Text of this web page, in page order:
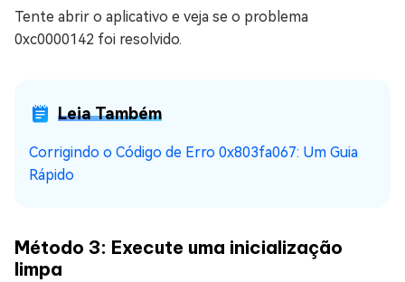
Tente abrir o aplicativo e veja se o problema
0xc0000142 foi resolvido.
Leia Também
Corrigindo o Código de Erro 0x803fa067: Um Guia
Rápido
Método 3: Execute uma inicialização
limpa